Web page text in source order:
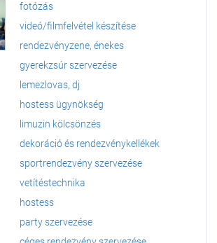
fotózás
videó/filmfelvétel készítése
rendezvényzene, énekes
gyerekzsúr szervezése
lemezlovas, dj
hostess ügynökség
limuzin kölcsönzés
dekoráció és rendezvénykellékek
sportrendezvény szervezése
vetítéstechnika
hostess
party szervezése